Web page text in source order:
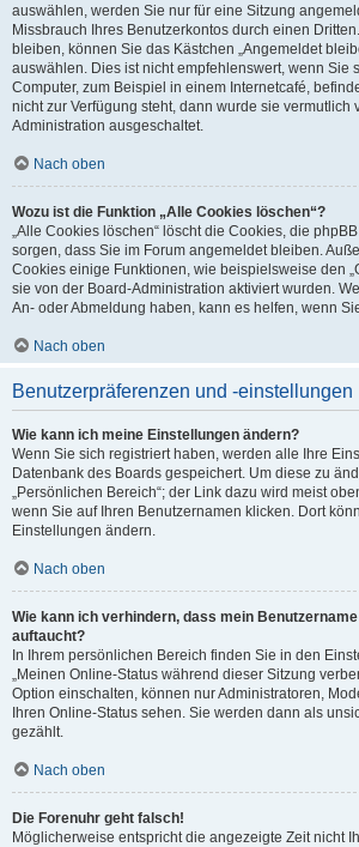
auswählen, werden Sie nur für eine Sitzung
Missbrauch Ihres Benutzerkontos durch einen
bleiben, können Sie das Kästchen „Angemeldet
auswählen. Dies ist nicht empfehlenswert, wenn Sie
Computer, zum Beispiel in einem Internetcafé,
nicht zur Verfügung steht, dann wurde sie vermutlich
Administration ausgeschaltet.
Nach oben
Wozu ist die Funktion „Alle Cookies löschen“?
„Alle Cookies löschen“ löscht die Cookies, die
sorgen, dass Sie im Forum angemeldet bleiben.
Cookies einige Funktionen, wie beispielsweise den
sie von der Board-Administration aktiviert wurden.
An- oder Abmeldung haben, kann es helfen, wenn
Nach oben
Benutzerpräferenzen und -einstellungen
Wie kann ich meine Einstellungen ändern?
Wenn Sie sich registriert haben, werden alle Ihre
Datenbank des Boards gespeichert. Um diese zu
„Persönlichen Bereich“; der Link dazu wird meist
wenn Sie auf Ihren Benutzernamen klicken. Dort
Einstellungen ändern.
Nach oben
Wie kann ich verhindern, dass mein
auftaucht?
In Ihrem persönlichen Bereich finden Sie in den
„Meinen Online-Status während dieser Sitzung
Option einschalten, können nur Administratoren,
Ihren Online-Status sehen. Sie werden dann als
gezählt.
Nach oben
Die Forenuhr geht falsch!
Möglicherweise entspricht die angezeigte Zeit nicht